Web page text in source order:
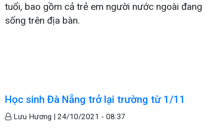
tuổi, bao gồm cả trẻ em người nước ngoài đang
sống trên địa bàn.
Học sinh Đà Nẵng trở lại trường từ 1/11
Lưu Hương | 24/10/2021 - 08:37